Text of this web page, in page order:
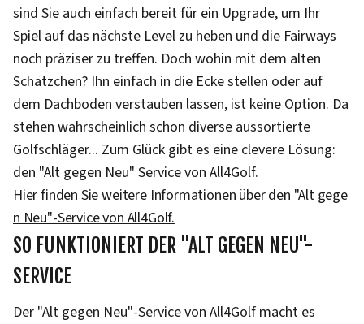
sind Sie auch einfach bereit für ein Upgrade, um Ihr
Spiel auf das nächste Level zu heben und die Fairways
noch präziser zu treffen. Doch wohin mit dem alten
Schätzchen? Ihn einfach in die Ecke stellen oder auf
dem Dachboden verstauben lassen, ist keine Option. Da
stehen wahrscheinlich schon diverse aussortierte
Golfschläger... Zum Glück gibt es eine clevere Lösung:
den "Alt gegen Neu" Service von All4Golf.
Hier finden Sie weitere Informationen über den "Alt gege
n Neu"-Service von All4Golf.
SO FUNKTIONIERT DER "ALT GEGEN NEU"-
SERVICE
Der "Alt gegen Neu"-Service von All4Golf macht es